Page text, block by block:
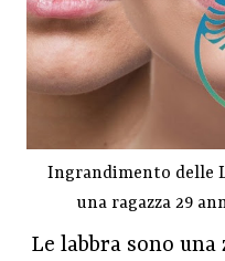
Ingrandimento delle
una ragazza 29
Le labbra sono